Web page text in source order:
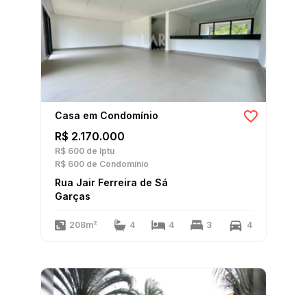
Casa em Condomínio
R$ 2.170.000
R$ 600 de Iptu
R$ 600 de Condomínio
Rua Jair Ferreira de Sá
Garças
208m² 4 4 3 4